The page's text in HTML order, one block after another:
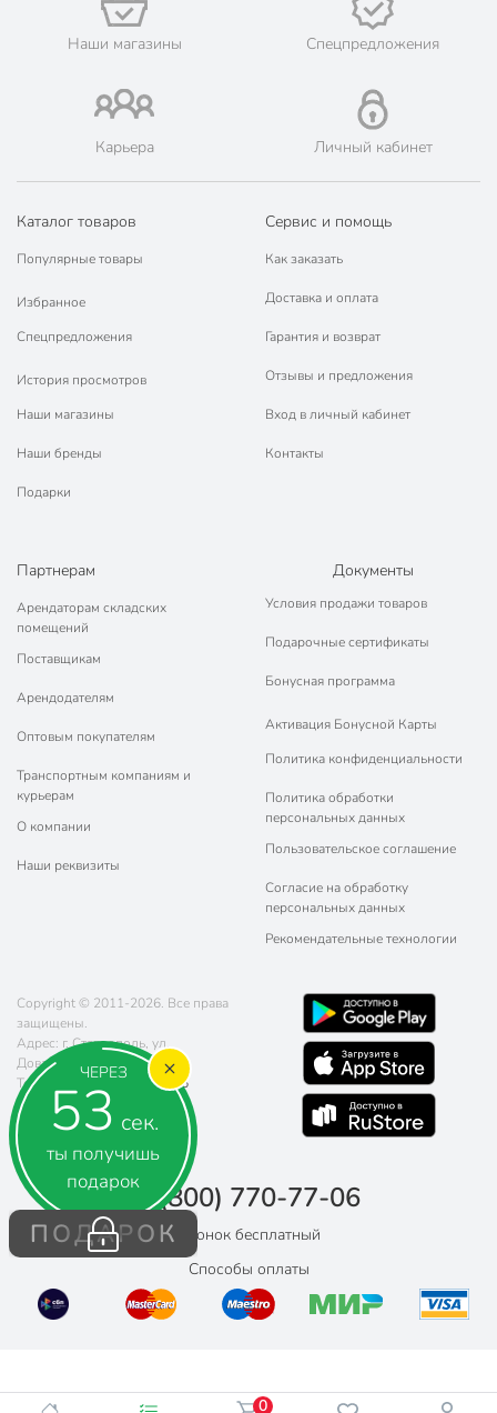
ЧЕРЕЗ
52 сек.
ты получишь
подарок
ПОДАРОК
набор столовых
приборов
Назначение
столовый
чайный
Особенности
на 8 марта
в подарочной
Особенности ручки
тонкий
Покрытие
Модель
Наши магазины Спецпредложения
Карьера Личный кабинет
Каталог товаров
Популярные товары
Избранное
Спецпредложения
История просмотров
Наши магазины
Наши бренды
Подарки
Сервис и помощь
Как заказать
Доставка и оплата
Гарантия и возврат
Отзывы и предложения
Вход в личный кабинет
Контакты
Партнерам
Арендаторам складских
помещений
Поставщикам
Арендодателям
Оптовым покупателям
Транспортным компаниям и
курьерам
О компании
Наши реквизиты
Документы
Условия продажи товаров
Подарочные сертификаты
Бонусная программа
Активация Бонусной Карты
Политика конфиденциальности
Политика обработки
персональных данных
Пользовательское соглашение
Согласие на обработку
персональных данных
Рекомендательные технологии
Copyright © 2011-2026. Все права
защищены.
Адрес: г. Ставрополь, ул.
Доваторцев, д. 61
Телефон:
8 (800) 770-77-06
Почта:sales@poryadok.ru
8 (800) 770-77-06
Звонок бесплатный
Способы оплаты
0